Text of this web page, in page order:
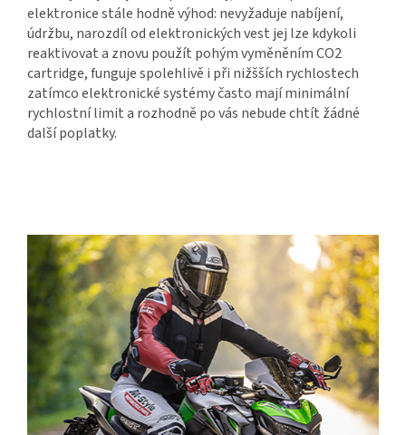
elektronice stále hodně výhod: nevyžaduje nabíjení,
údržbu, narozdíl od elektronických vest jej lze kdykoli
reaktivovat a znovu použít pohým vyměněním CO2
cartridge, funguje spolehlivě i při nižšších rychlostech
zatímco elektronické systémy často mají minimální
rychlostní limit a rozhodně po vás nebude chtít žádné
další poplatky.